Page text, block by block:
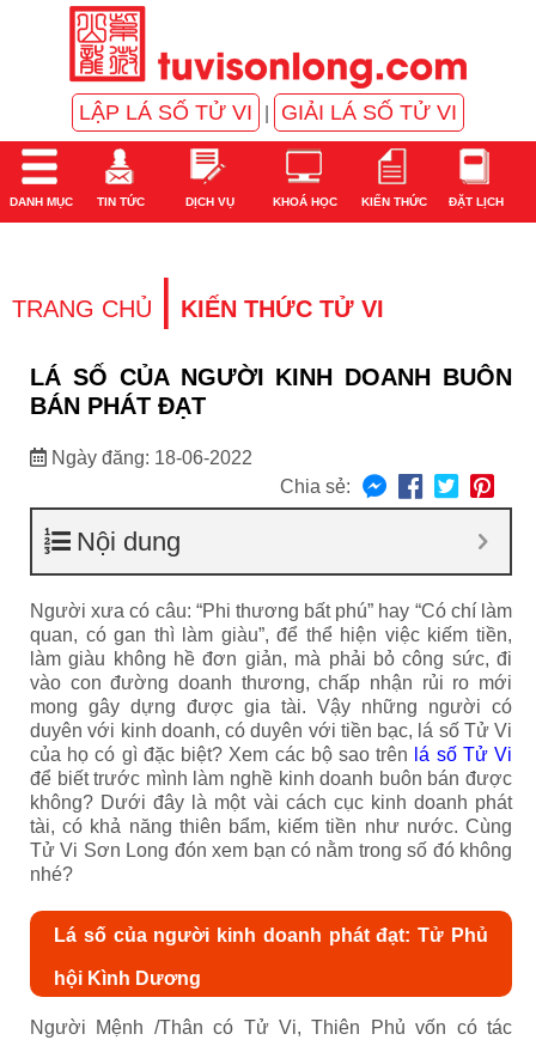
LẬP LÁ SỐ TỬ VI GIẢI LÁ SỐ TỬ VI
DANH MỤC TIN TỨC DỊCH VỤ KHOÁ HỌC KIẾN THỨC ĐẶT LỊCH
TRANG CHỦ | KIẾN THỨC TỬ VI
LÁ SỐ CỦA NGƯỜI KINH DOANH BUÔN
BÁN PHÁT ĐẠT
Ngày đăng: 18-06-2022
Chia sẻ:
Nội dung
Người xưa có câu: “Phi thương bất phú” hay “Có chí làm
quan, có gan thì làm giàu”, để thể hiện việc kiếm tiền,
làm giàu không hề đơn giản, mà phải bỏ công sức, đi
vào con đường doanh thương, chấp nhận rủi ro mới
mong gây dựng được gia tài. Vậy những người có
duyên với kinh doanh, có duyên với tiền bạc, lá số Tử Vi
của họ có gì đặc biệt? Xem các bộ sao trên lá số Tử Vi
để biết trước mình làm nghề kinh doanh buôn bán được
không? Dưới đây là một vài cách cục kinh doanh phát
tài, có khả năng thiên bẩm, kiếm tiền như nước. Cùng
Tử Vi Sơn Long đón xem bạn có nằm trong số đó không
nhé?
Lá số của người kinh doanh phát đạt: Tử Phủ
hội Kình Dương
Người Mệnh /Thân có Tử Vi, Thiên Phủ vốn có tác